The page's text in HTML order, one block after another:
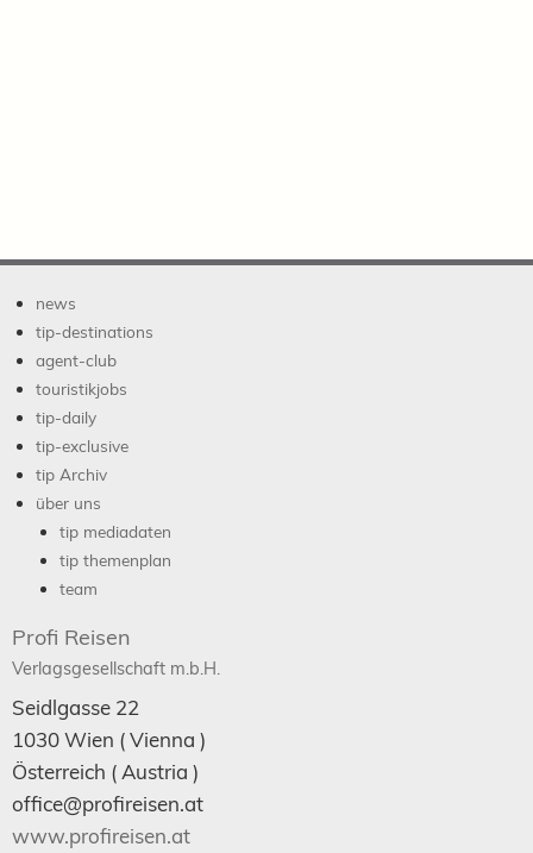
news
tip-destinations
agent-club
touristikjobs
tip-daily
tip-exclusive
tip Archiv
über uns
tip mediadaten
tip themenplan
team
Profi Reisen
Verlagsgesellschaft m.b.H.
Seidlgasse 22
1030Wien ( Vienna )
Österreich ( Austria )
office@profireisen.at
www.profireisen.at